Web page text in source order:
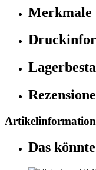
Merkmale
Das